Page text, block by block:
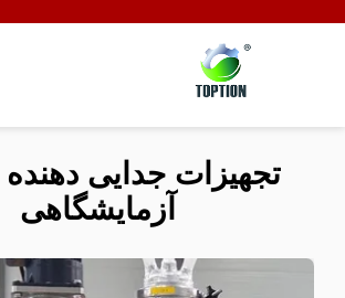
تجهیزات جدایی دهنده
آزمایشگاهی